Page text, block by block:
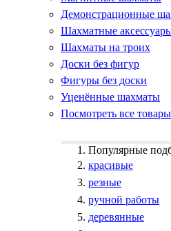
Демонстрационные
Шахматные
Шахматы на троих
Доски без фигур
Фигуры без доски
Уценённые шахматы
Посмотреть все товары
Популярные
красивые
резные
ручной работы
деревянные